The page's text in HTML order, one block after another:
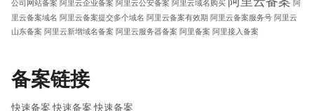
公司网站备案 阿里云企业备案 阿里云公安备案 阿里云域名购买
阿
里云备案域名 阿里云备案提交多个域名 阿里云备案有效期 阿里云备案服务号 阿里云
山东备案 阿里云新增域名备案 阿里云服务器备案 阿里备案 阿里接入备案
备案链接
快速备案 快速备案 快速备案